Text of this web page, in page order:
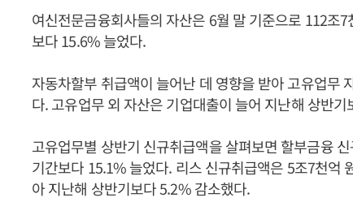
여신전문금융회사들의 자산은 6월 말 기준으로 112조
보다 15.6% 늘었다.
자동차할부 취급액이 늘어난 데 영향을 받아 고유업무
다. 고유업무 외 자산은 기업대출이 늘어 지난해 상반
고유업무별 상반기 신규취급액을 살펴보면 할부금융
기간보다 15.1% 늘었다. 리스 신규취급액은 5조7천억
아 지난해 상반기보다 5.2% 감소했다.